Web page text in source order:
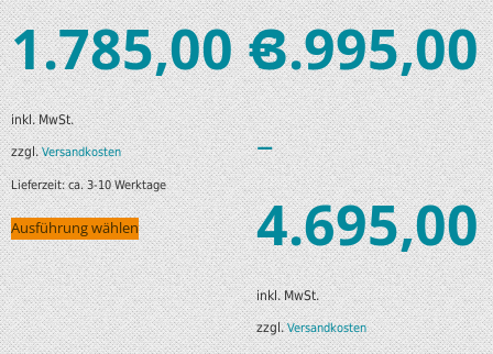
1.785,00€
inkl. MwSt.
zzgl.Versandkosten
Lieferzeit:ca. 3-10 Werktage
Ausführung wählen
3.995,00
–
4.695,00
inkl. MwSt.
zzgl.Versandkosten